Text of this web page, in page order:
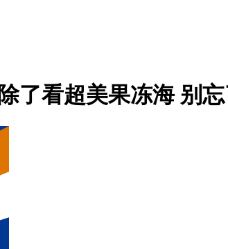
除了看超美果冻海 别